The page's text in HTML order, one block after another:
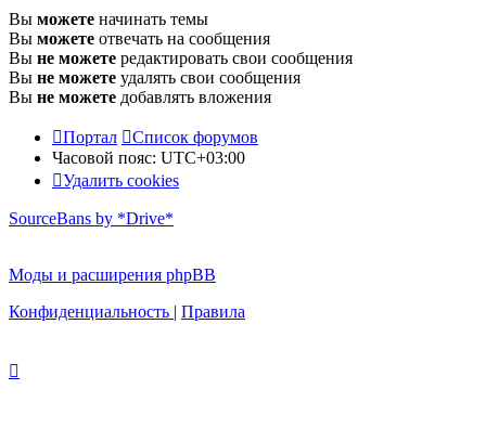
Вы можете начинать темы
Вы можете отвечать на сообщения
Вы не можете редактировать свои сообщения
Вы не можете удалять свои сообщения
Вы не можете добавлять вложения
Портал
Список форумов
Часовой пояс: UTC+03:00
Удалить cookies
SourceBans by *Drive*
Моды и расширения phpBB
Конфиденциальность | Правила